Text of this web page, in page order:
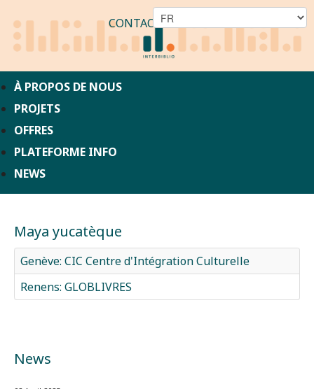
CONTACT
À PROPOS DE NOUS
PROJETS
OFFRES
PLATEFORME INFO
NEWS
Maya yucatèque
Genève: CIC Centre d'Intégration Culturelle
Renens: GLOBLIVRES
News